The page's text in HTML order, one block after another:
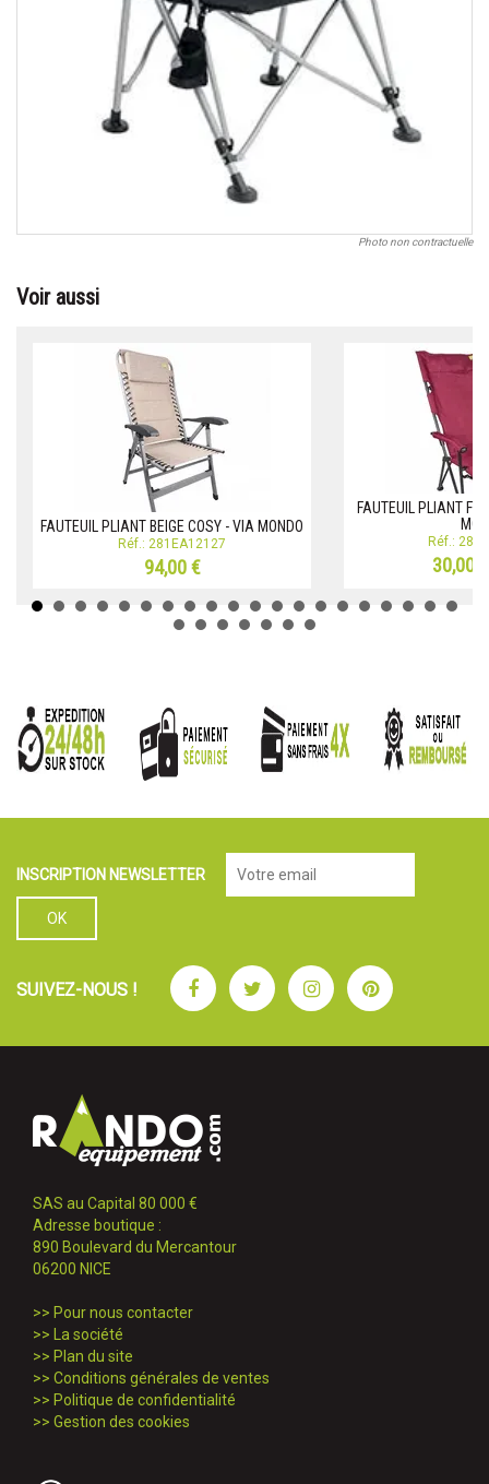
Photo non contractuelle
Voir aussi
FAUTEUIL PLIANT BEIGE COSY - VIA MONDO
Réf.: 281EA12127
94,00 €
FAUTEUIL PLIANT
Réf.:
30,00
INSCRIPTION NEWSLETTER
SUIVEZ-NOUS ! FacebookTwitterInstagramPinterest
SAS au Capital 80 000 €
Adresse boutique :
890 Boulevard du Mercantour
06200 NICE
>> Pour nous contacter
>> La société
>> Plan du site
>> Conditions générales de ventes
>> Politique de confidentialité
>> Gestion des cookies